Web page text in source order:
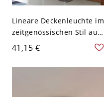
Lineare Deckenleuchte im
zeitgenössischen Stil aus
silbernem Aluminium mit
LED-Lichtquelle für die
Küche, 23,5" breit
41,15 €